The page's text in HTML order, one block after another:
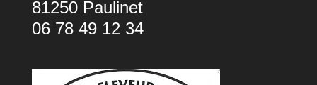
81250 Paulinet
06 78 49 12 34